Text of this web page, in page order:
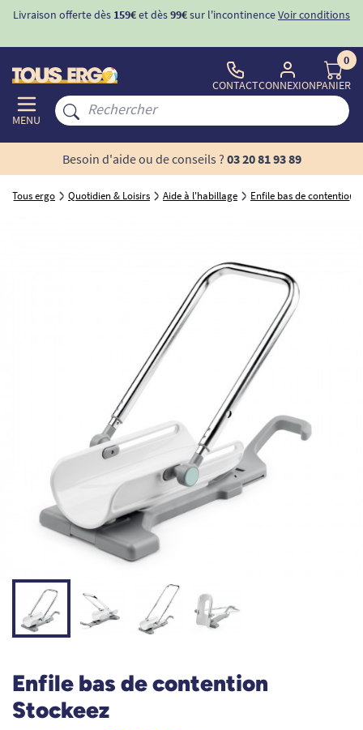
Livraison offerte dès 159€et dès99€sur l'incontinenceVoir conditions
MENU
CONTACTCONNEXION
0
PANIER
Besoin d'aide ou de conseils ? 03 20 81 93 89
Tous ergo Quotidien & Loisirs Aide à l'habillage Enfile bas de contention
Enfile bas de contention
Stockeez